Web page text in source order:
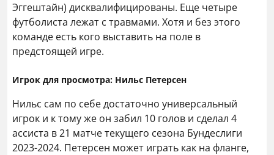
Эггештайн) дисквалифицированы. Еще четыре
футболиста лежат с травмами. Хотя и без этого
команде есть кого выставить на поле в
предстоящей игре.
Игрок для просмотра: Нильс Петерсен
Нильс сам по себе достаточно универсальный
игрок и к тому же он забил 10 голов и сделал 4
ассиста в 21 матче текущего сезона Бундеслиги
2023-2024. Петерсен может играть как на фланге,